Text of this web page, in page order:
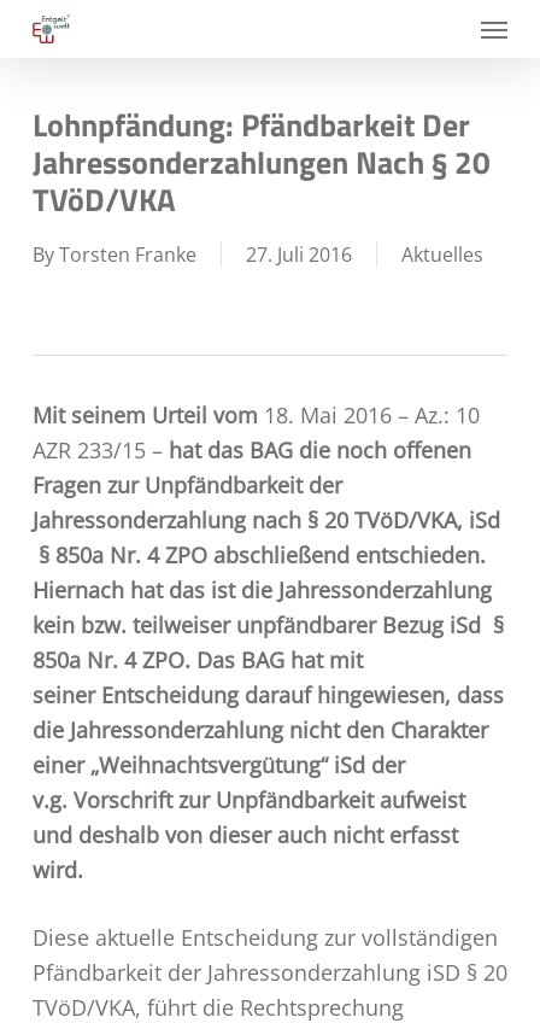
Skip
content
Menu
Lohnpfändung: Pfändbarkeit Der
Jahressonderzahlungen Nach § 20
TVöD/VKA
ByTorsten Franke 27. Juli 2016 Aktuelles
Mit seinem Urteil vom 18. Mai 2016 – Az.: 10
AZR 233/15 –hat das BAG die noch offenen
Fragen zur Unpfändbarkeit der
Jahressonderzahlung nach § 20 TVöD/VKA, iSd
§ 850a Nr. 4 ZPO abschließend entschieden.
Hiernach hat das ist die Jahressonderzahlung
kein bzw. teilweiser unpfändbarer Bezug iSd §
850a Nr. 4 ZPO. Das BAG hat mit
seiner Entscheidung darauf hingewiesen, dass
die Jahressonderzahlung nicht den Charakter
einer „Weihnachtsvergütung“ iSd der
v.g. Vorschrift zur Unpfändbarkeit aufweist
und deshalb von dieser auch nicht erfasst
wird.
Diese aktuelle Entscheidung zur vollständigen
Pfändbarkeit der Jahressonderzahlung iSD § 20
TVöD/VKA, führt die Rechtsprechung